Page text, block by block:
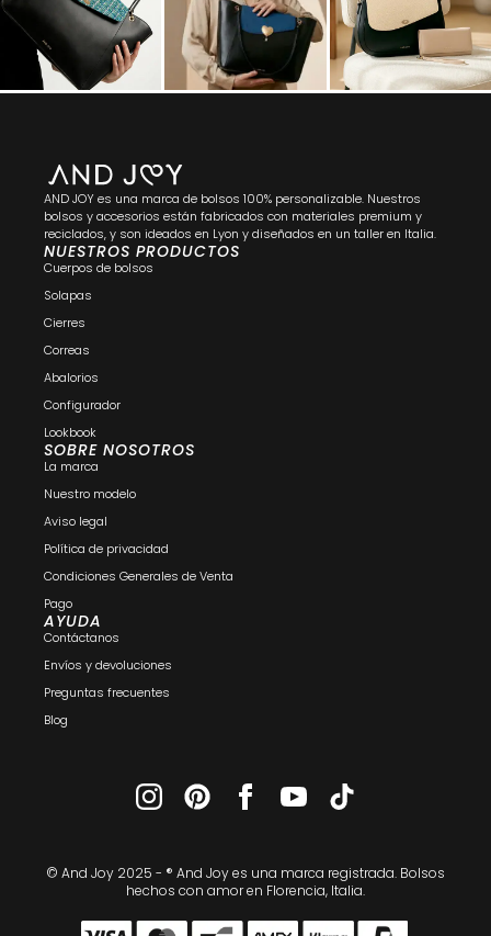
AND JOY es una marca de bolsos 100% personalizable. Nuestros
bolsos y accesorios están fabricados con materiales premium y
reciclados, y son ideados en Lyon y diseñados en un taller en Italia.
NUESTROS PRODUCTOS
Cuerpos de bolsos
Solapas
Cierres
Correas
Abalorios
Configurador
Lookbook
SOBRE NOSOTROS
La marca
Nuestro modelo
Aviso legal
Política de privacidad
Condiciones Generales de Venta
Pago
AYUDA
Contáctanos
Envíos y devoluciones
Preguntas frecuentes
Blog
© And Joy 2025 - ® And Joy es una marca registrada. Bolsos
hechos con amor en Florencia, Italia.